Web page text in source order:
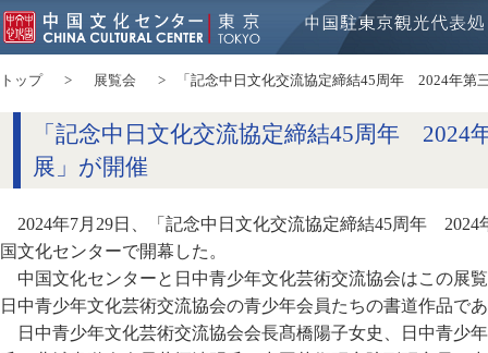
トップ 展覧会 「記念中日文化交流協定締結45周年 2024年第
「記念中日文化交流協定締結45周年 2024
展」が開催
2024年7月29日、「記念中日文化交流協定締結45周年
国文化センターで開幕した。
中国文化センターと日中青少年文化芸術交流協会はこの展
日中青少年文化芸術交流協会の青少年会員たちの書道作品で
日中青少年文化芸術交流協会会長髙橋陽子女史、日中青少